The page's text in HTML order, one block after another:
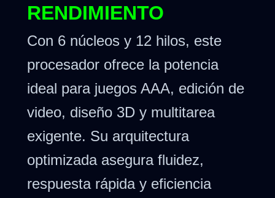
RENDIMIENTO
Con 6 núcleos y 12 hilos, este
procesador ofrece la potencia
ideal para juegos AAA, edición de
video, diseño 3D y multitarea
exigente. Su arquitectura
optimizada asegura fluidez,
respuesta rápida y eficiencia